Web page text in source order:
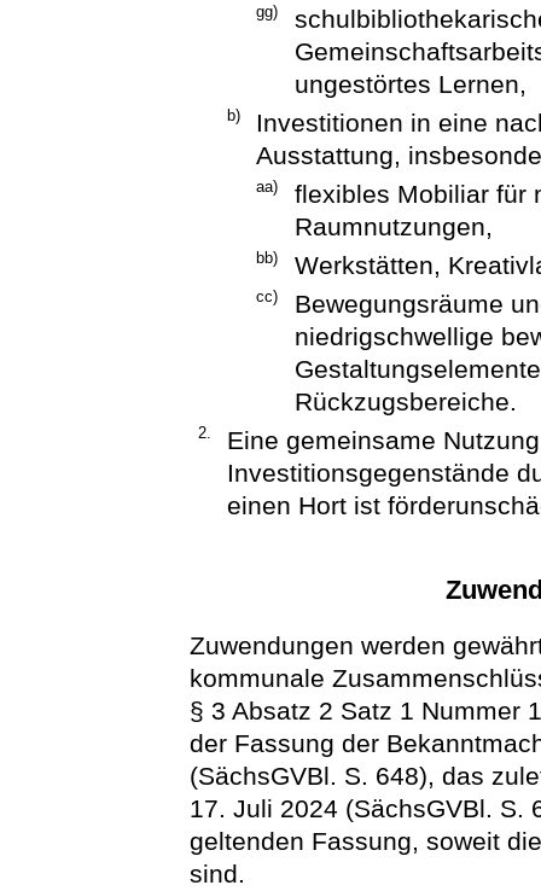
gg)
ungestörtes Lernen,
b)
Investitionen in eine
Ausstattung,
aa)
flexibles Mobiliar für
Raumnutzungen,
bb) Werkstätten,
cc)
Bewegungsräume
niedrigschwellige
Rückzugsbereiche.
2.
Eine gemeinsame
Investitionsgegenstände
einen Hort ist
Zuwendungen werden
kommunale
§ 3 Absatz 2 Satz 1 Nummer
der Fassung der
(SächsGVBl. S. 648), das
17. Juli 2024 (SächsGVBl. S.
geltenden Fassung, soweit
sind.